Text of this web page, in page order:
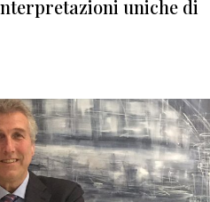
uniche di